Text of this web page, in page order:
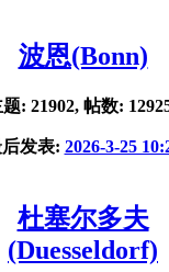
波恩(Bonn)
题: 21902, 帖数:
发表: 2026-3-25
杜塞尔多夫
(Duesseldorf)